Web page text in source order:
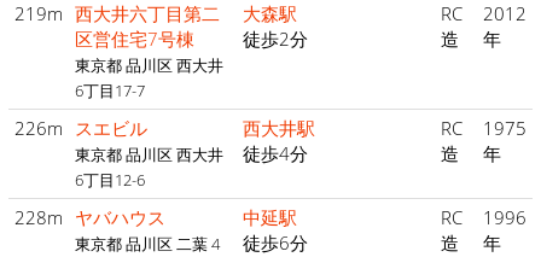
219m 西大井六丁目第二
区営住宅7号棟
東京都 品川区 西大井
6丁目17-7
大森駅
徒歩2分
RC
造
2012
年
226m スエビル
東京都 品川区 西大井
6丁目12-6
西大井駅
徒歩4分
RC
造
1975
年
228m ヤバハウス
東京都 品川区 二葉 4
中延駅
徒歩6分
RC
造
1996
年